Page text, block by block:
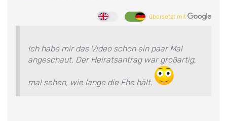
übersetzt mit
Ich habe mir das Video schon ein paar Mal
angeschaut. Der Heiratsantrag war großartig,
mal sehen, wie lange die Ehe hält.